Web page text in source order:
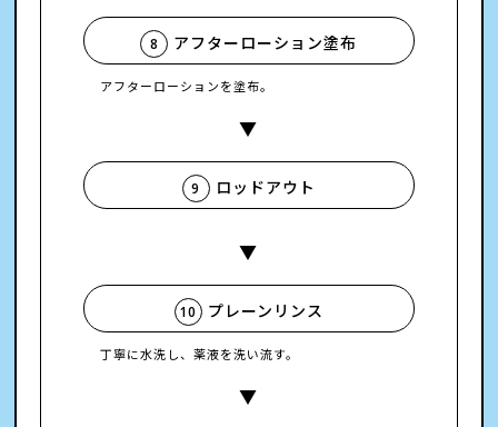
8 アフターローション塗布
アフターローションを塗布。
9 ロッドアウト
10 プレーンリンス
丁寧に水洗し、薬液を洗い流す。